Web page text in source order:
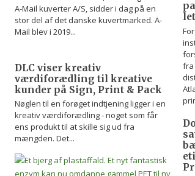
A-Mail kuverter A/S, sidder i dag på en
stor del af det danske kuvertmarked. A-
Mail blev i 2019...
DLC viser kreativ
værdiforædling til kreative
kunder på Sign, Print & Pack
Nøglen til en forøget indtjening ligger i en
kreativ værdiforædling - noget som får
ens produkt til at skille sig ud fra
mængden. Det...
fra